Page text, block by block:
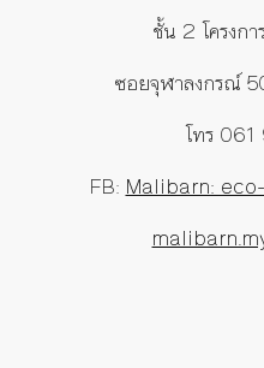
ชั้น 2 โครงก
ซอยจุฬาลงกรณ์
โทร
FB: Malibarn: